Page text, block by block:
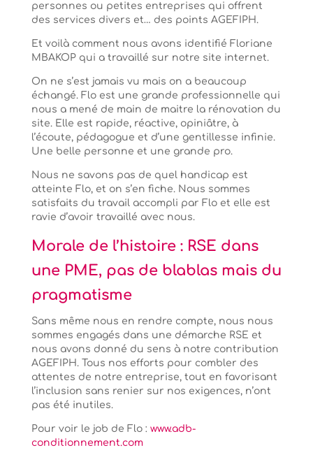
personnes ou petites entreprises qui offrent
des services divers et… des points AGEFIPH.
Et voilà comment nous avons identifié Floriane
MBAKOP qui a travaillé sur notre site internet.
On ne s’est jamais vu mais on a beaucoup
échangé. Flo est une grande professionnelle qui
nous a mené de main de maitre la rénovation du
site. Elle est rapide, réactive, opiniâtre, à
l’écoute, pédagogue et d’une gentillesse infinie.
Une belle personne et une grande pro.
Nous ne savons pas de quel handicap est
atteinte Flo, et on s’en fiche. Nous sommes
satisfaits du travail accompli par Flo et elle est
ravie d’avoir travaillé avec nous.
Morale de l’histoire : RSE dans
une PME, pas de blablas mais du
pragmatisme
Sans même nous en rendre compte, nous nous
sommes engagés dans une démarche RSE et
nous avons donné du sens à notre contribution
AGEFIPH. Tous nos efforts pour combler des
attentes de notre entreprise, tout en favorisant
l’inclusion sans renier sur nos exigences, n’ont
pas été inutiles.
Pour voir le job de Flo : www.adb-
conditionnement.com